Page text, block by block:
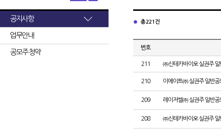
공지사항
업무안내
공모주 청약
총 221건
번호
211 ㈜신테카바이오 실권주 일
210 이에이트㈜ 실권주 일반공
209 레이저쎌㈜ 실권주 일반공
208 ㈜신테카바이오 실권주 일